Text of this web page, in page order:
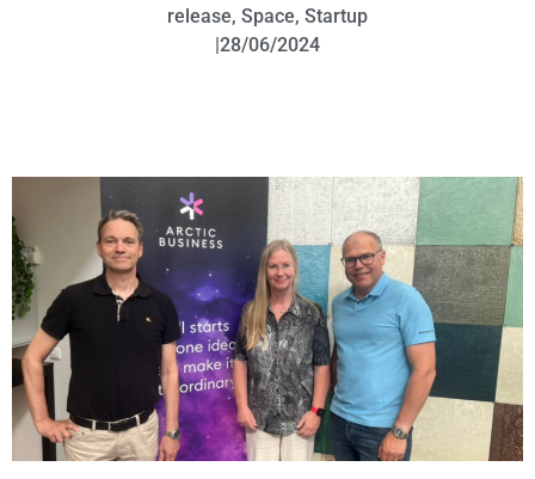
release, Space, Startup
|28/06/2024